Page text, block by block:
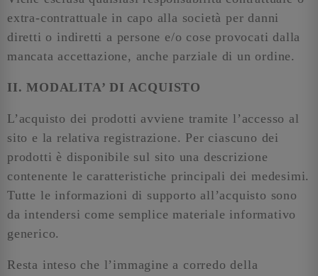
extra-contrattuale in capo alla società per danni
diretti o indiretti a persone e/o cose provocati dalla
mancata accettazione, anche parziale di un ordine.
II. MODALITA’ DI ACQUISTO
L’acquisto dei prodotti avviene tramite l’accesso al
sito e la relativa registrazione. Per ciascuno dei
prodotti è disponibile sul sito una descrizione
contenente le caratteristiche principali dei medesimi.
Tutte le informazioni di supporto all’acquisto sono
da intendersi come semplice materiale informativo
generico.
Resta inteso che l’immagine a corredo della